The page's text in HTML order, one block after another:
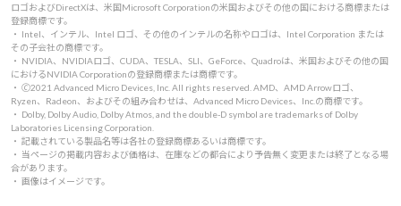
ロゴおよびDirectXは、米国Microsoft Corporationの米国およびその他の国における商標または
登録商標です。
・ Intel、インテル、Intel ロゴ、その他のインテルの名称やロゴは、Intel Corporation または
その子会社の商標です。
・ NVIDIA、NVIDIAロゴ、CUDA、TESLA、SLI、GeForce、Quadroは、米国およびその他の国
におけるNVIDIA Corporationの登録商標または商標です。
・ 🄫2021 Advanced Micro Devices, Inc. All rights reserved. AMD、AMD Arrowロゴ、
Ryzen、Radeon、およびその組み合わせは、Advanced Micro Devices、Inc.の商標です。
・ Dolby, Dolby Audio, Dolby Atmos, and the double-D symbol are trademarks of Dolby
Laboratories Licensing Corporation.
・ 記載されている製品名等は各社の登録商標あるいは商標です。
・ 当ページの掲載内容および価格は、在庫などの都合により予告無く変更または終了となる場
合があります。
・ 画像はイメージです。